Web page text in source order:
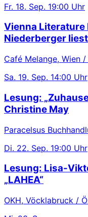
Fr. 18. Sep. 19:00 Uhr
Vienna
Niederberger liest
Café Melange, Wien
Sa. 19. Sep. 14:00 Uhr
Lesung:
Christine May
Paracelsus
Di. 22. Sep. 19:00 Uhr
Lesung: Lisa-
„LAHEA“
OKH, Vöcklabruck /